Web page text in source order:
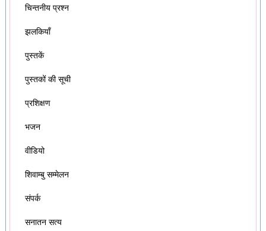
चिन्तनीय प्रश्न
झलकियाँ
पुस्तकें
पुस्तकों की सूची
प्रशिक्षण
भजन
वीडियो
शिवाम्बु सम्मेलन
संपर्क
सनातन सत्य